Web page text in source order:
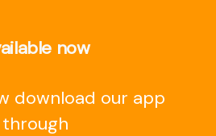
now
download our app
through